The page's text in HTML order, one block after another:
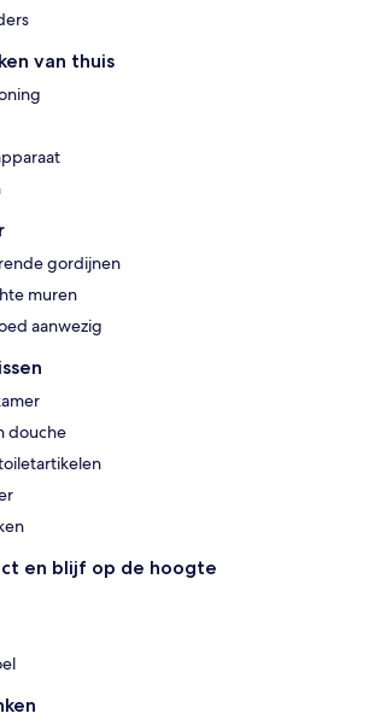
van thuis
gordijnen
muren
aanwezig
douche
en blijf op de hoogte